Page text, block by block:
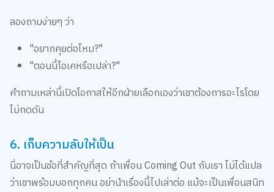
"ตอนนี้โอเคหรือเปล่า?"
คำถามเหล่านี้เปิดโอกาสให้อีกฝ่ายเลือกเองว่าเขาต้องการอะไรโดย
ไม่กดดัน
6. เก็บความลับให้เป็น
นี่อาจเป็นข้อที่สำคัญที่สุด ถ้าเพื่อน Coming Out กับเรา ไม่ได้แปล
ว่าเขาพร้อมบอกทุกคน อย่านำเรื่องนี้ไปเล่าต่อ แม้จะเป็นเพื่อนสนิท
อีกคนก็ตาม ก่อนพูดเรื่องนี้กับใคร ควรถามเจ้าตัวเสมอว่า "โอเค